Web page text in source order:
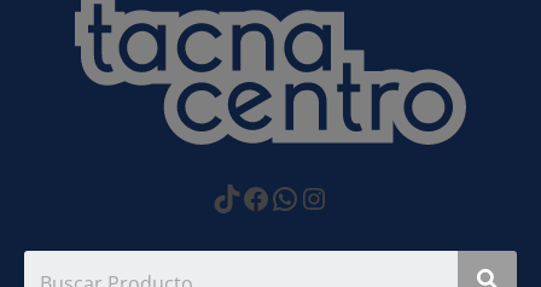
https://
Facebook
WhatsApp
Instagram